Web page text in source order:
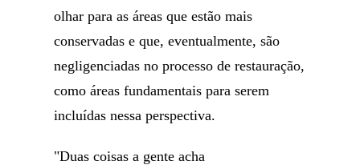
olhar para as áreas que estão mais
conservadas e que, eventualmente, são
negligenciadas no processo de restauração,
como áreas fundamentais para serem
incluídas nessa perspectiva.
"Duas coisas a gente acha